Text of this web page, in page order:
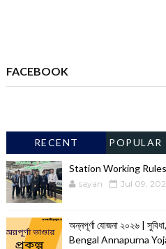
FACEBOOK
RECENT POPULAR
Station Working
sayan Jul 09,
অন্নপূর্ণা যোজনা ২০২৬ |
Bengal Annapurna